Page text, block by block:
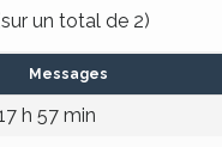
un total de 2)
Messages
h 57 min